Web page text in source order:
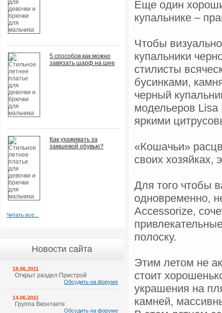
Еще один
купальнике –
Чтобы
купальники
стилисты
бусинками,
черный
модельеров Lisa
яркими
«Кошачьи»
своих хозяйках,
Для того чтобы
одновременно,
Accessorize,
полоску.
Этим летом не
стоит
украшения на
камней,
5 способов как можно
завязать шарф на шее
Как ухаживать за
замшевой обувью?
Читать все...
Новости сайта
18.06.2011
Открыт раздел Пристрой
Обсудить на форуме
14.06.2011
Группа Вконтакте
Обсудить на форуме